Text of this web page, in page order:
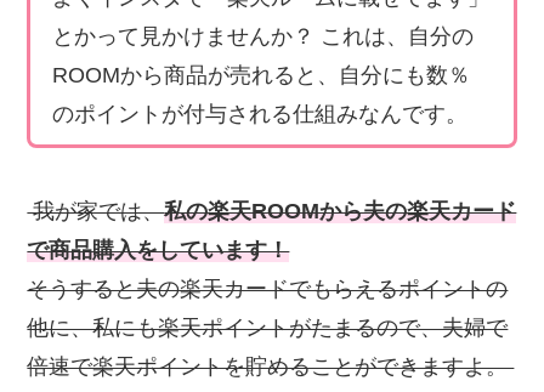
とかって見かけませんか？ これは、自分の
ROOMから商品が売れると、自分にも数％
のポイントが付与される仕組みなんです。
我が家では、私の楽天ROOMから夫の楽天カード
で商品購入をしています！
そうすると夫の楽天カードでもらえるポイントの
他に、私にも楽天ポイントがたまるので、夫婦で
倍速で楽天ポイントを貯めることができますよ。